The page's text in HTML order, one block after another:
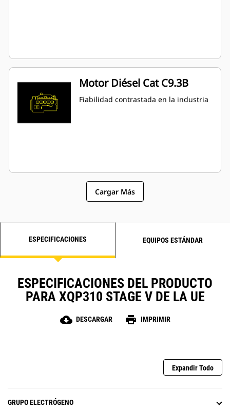
Motor Diésel Cat C9.3B
Fiabilidad contrastada en la industria
Cargar Más
ESPECIFICACIONES EQUIPOS ESTÁNDAR
ESPECIFICACIONES DEL PRODUCTO
PARA XQP310 STAGE V DE LA UE
cloud_download DESCARGAR print IMPRIMIR
Expandir Todo
GRUPO ELECTRÓGENO